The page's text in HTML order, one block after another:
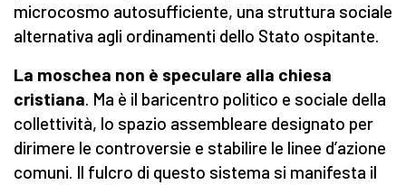
microcosmo autosufficiente, una struttura sociale
alternativa agli ordinamenti dello Stato ospitante.
La moschea non è speculare alla chiesa
cristiana. Ma è il baricentro politico e sociale della
collettività, lo spazio assembleare designato per
dirimere le controversie e stabilire le linee d’azione
comuni. Il fulcro di questo sistema si manifesta il